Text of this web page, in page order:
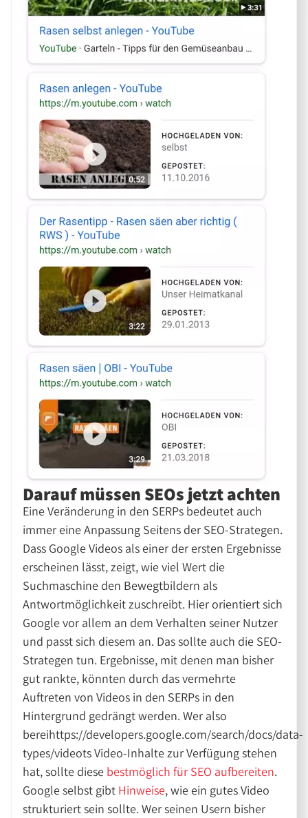
Darauf müssen SEOs jetzt achten
Eine Veränderung in den SERPs bedeutet auch
immer eine Anpassung Seitens der SEO-Strategen.
Dass Google Videos als einer der ersten Ergebnisse
erscheinen lässt, zeigt, wie viel Wert die
Suchmaschine den Bewegtbildern als
Antwortmöglichkeit zuschreibt. Hier orientiert sich
Google vor allem an dem Verhalten seiner Nutzer
und passt sich diesem an. Das sollte auch die SEO-
Strategen tun. Ergebnisse, mit denen man bisher
gut rankte, könnten durch das vermehrte
Auftreten von Videos in den SERPs in den
Hintergrund gedrängt werden. Wer also
bereihttps://developers.google.com/search/docs/data-
types/videots Video-Inhalte zur Verfügung stehen
hat, sollte diese bestmöglich für SEO aufbereiten.
Google selbst gibt Hinweise, wie ein gutes Video
strukturiert sein sollte. Wer seinen Usern bisher